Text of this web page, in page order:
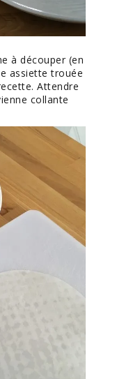
à découper (en
assiette trouée
Attendre
collante